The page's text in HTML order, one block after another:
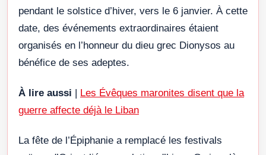
pendant le solstice d’hiver, vers le 6 janvier. À cette
date, des événements extraordinaires étaient
organisés en l’honneur du dieu grec Dionysos au
bénéfice de ses adeptes.
À lire aussi | Les Évêques maronites disent que la
guerre affecte déjà le Liban
La fête de l’Épiphanie a remplacé les festivals